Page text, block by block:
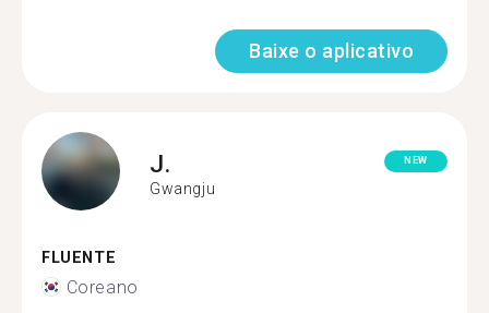
Baixe o aplicativo
J.
Gwangju
NEW
FLUENTE
Coreano